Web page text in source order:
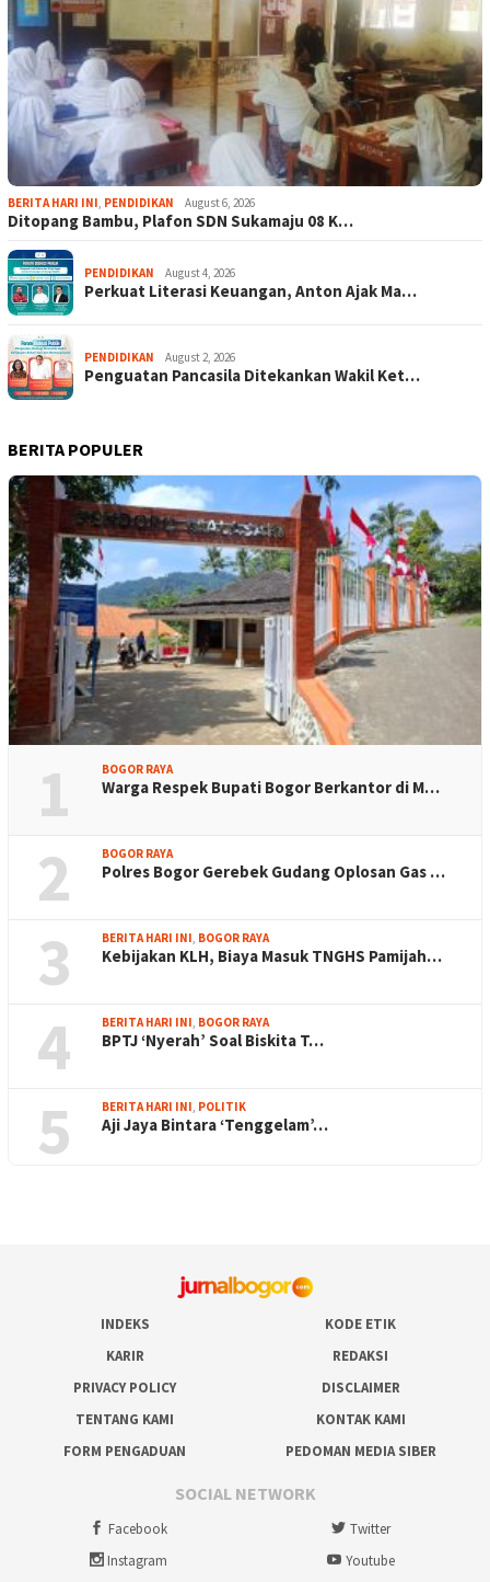
BERITA HARI INI, PENDIDIKAN August 6, 2026
Ditopang Bambu, Plafon SDN Sukamaju 08 K…
PENDIDIKAN August 4, 2026
Perkuat Literasi Keuangan, Anton Ajak Ma…
PENDIDIKAN August 2, 2026
Penguatan Pancasila Ditekankan Wakil Ket…
BERITA POPULER
1 BOGOR RAYA
Warga Respek Bupati Bogor Berkantor di M…
2 BOGOR RAYA
Polres Bogor Gerebek Gudang Oplosan Gas …
3 BERITA HARI INI BOGOR RAYA
Kebijakan KLH, Biaya Masuk TNGHS Pamijah…
4 BERITA HARI INI BOGOR RAYA
BPTJ ‘Nyerah’ Soal Biskita T…
5 BERITA HARI INI POLITIK
Aji Jaya Bintara ‘Tenggelam’…
INDEKS
KODE ETIK
KARIR
REDAKSI
PRIVACY POLICY
DISCLAIMER
TENTANG KAMI
KONTAK KAMI
FORM PENGADUAN
PEDOMAN MEDIA SIBER
SOCIAL NETWORK
Facebook
Twitter
Instagram
Youtube